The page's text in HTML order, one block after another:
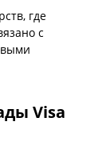
где
с
из этих
Visa